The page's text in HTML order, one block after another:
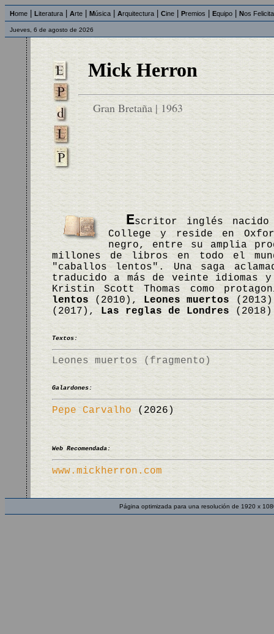
Home Literatura Arte Música Arquitectura Cine Premios Equipo Nos
Jueves, 6 de agosto de 2026
Mick Herron
Gran Bretaña | 1963
Escritor inglés nacido
College y reside en
negro, entre su amplia
millones de libros en todo el
"caballos lentos". Una saga
traducido a más de veinte idiomas
Kristin Scott Thomas como
lentos (2010), Leones muertos
(2017), Las reglas de Londres
Textos:
Leones muertos (fragmento)
Galardones:
Pepe Carvalho (2026)
Web Recomendada:
www.mickherron.com
Página optimizada para una resolución de 1920 x